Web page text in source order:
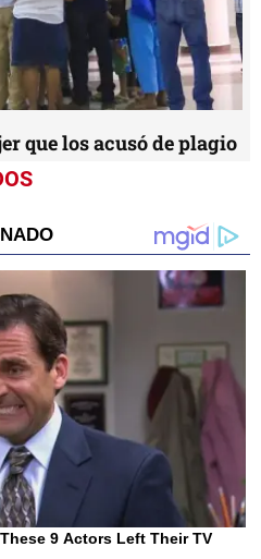
que los acusó de plagio